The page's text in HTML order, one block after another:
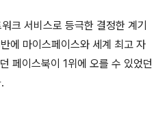
크 서비스로 등극한 결정한 계기
에 마이스페이스와 세계 최고 자
페이스북이 1위에 오를 수 있었던